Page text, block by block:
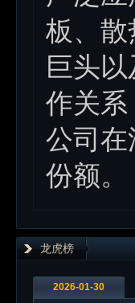
板、
巨头
作关
公司
份额。
龙虎榜
2026-01-30